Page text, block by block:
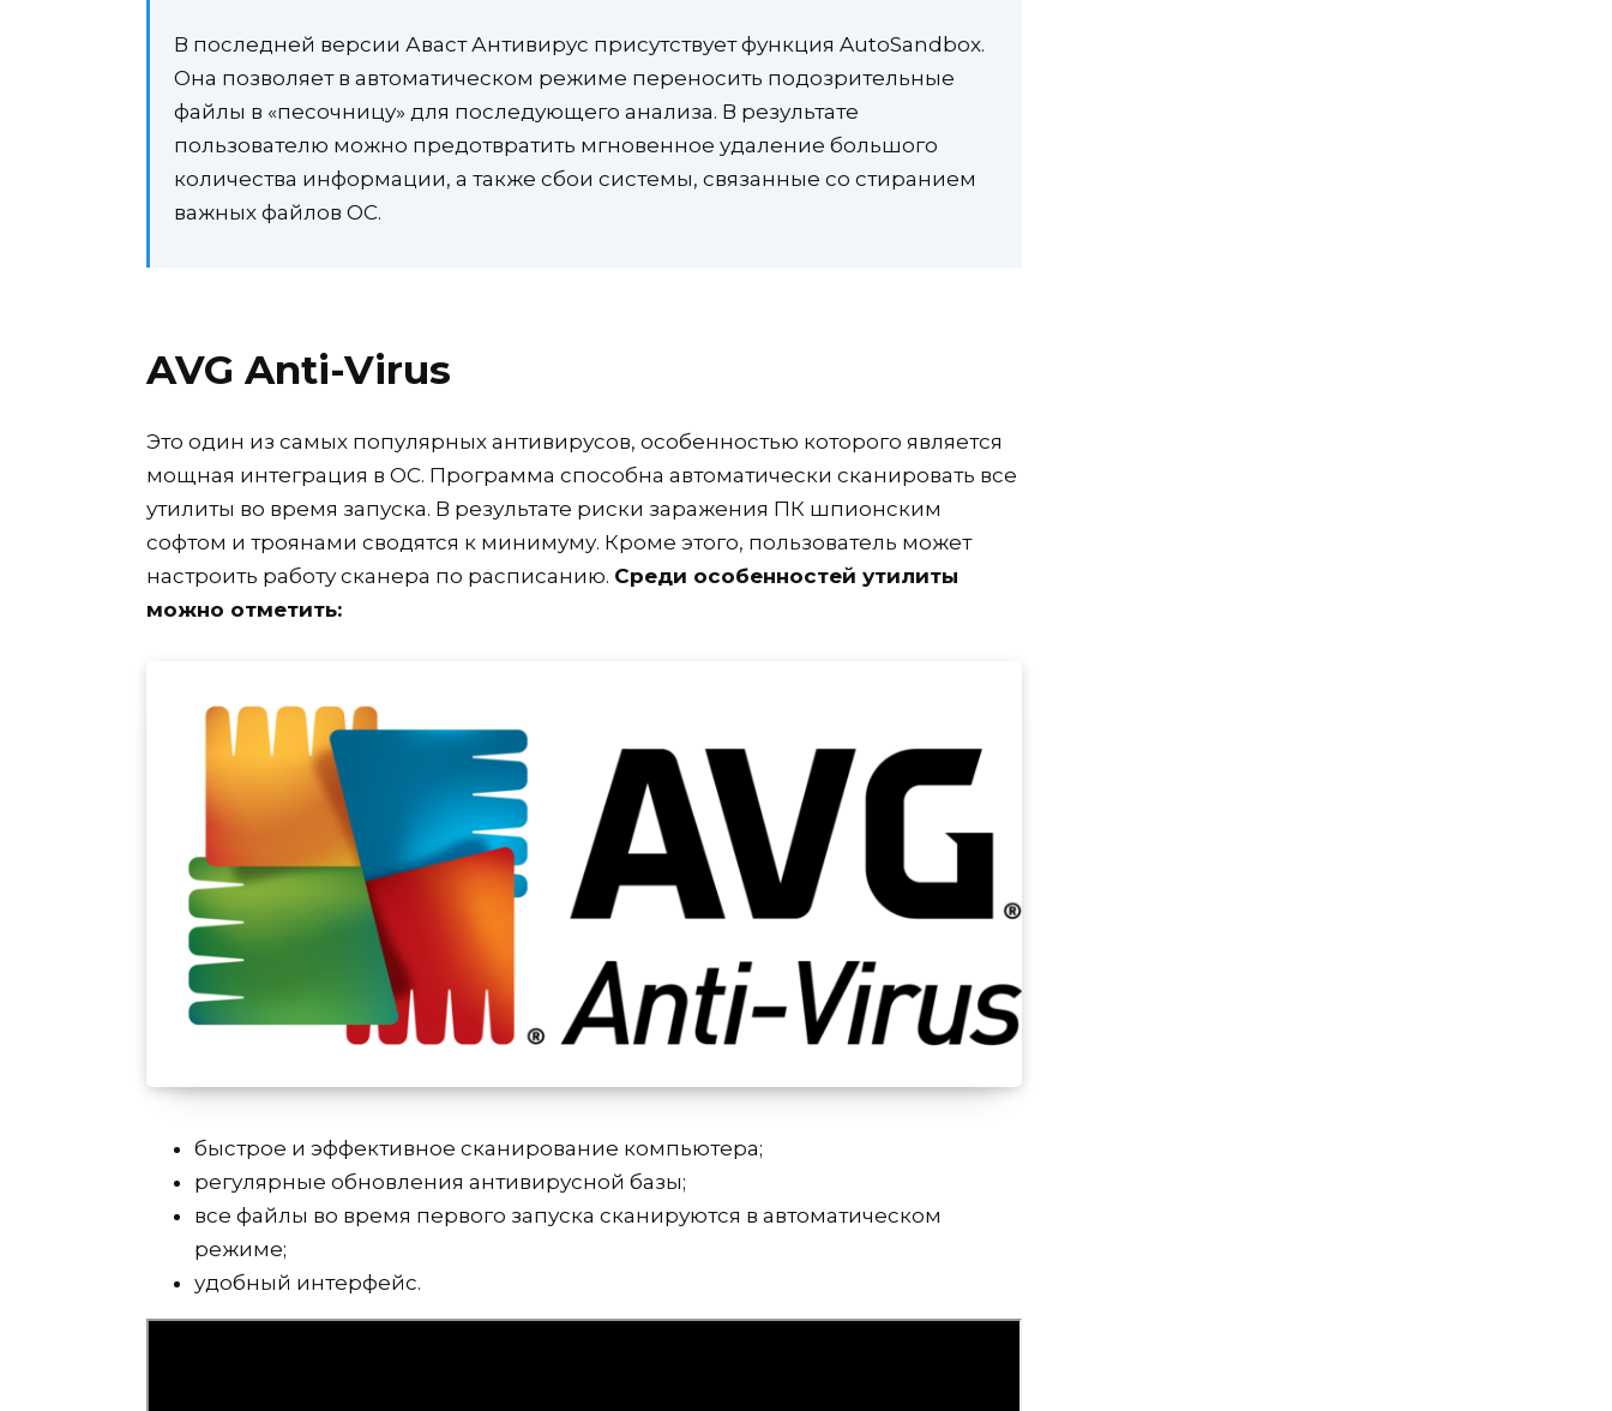
В последней версии Аваст Антивирус присутствует функция AutoSandbox.
Она позволяет в автоматическом режиме переносить подозрительные
файлы в «песочницу» для последующего анализа. В результате
пользователю можно предотвратить мгновенное удаление большого
количества информации, а также сбои системы, связанные со стиранием
важных файлов ОС.
AVG Anti-Virus
Это один из самых популярных антивирусов, особенностью которого является
мощная интеграция в ОС. Программа способна автоматически сканировать все
утилиты во время запуска. В результате риски заражения ПК шпионским
софтом и троянами сводятся к минимуму. Кроме этого, пользователь может
настроить работу сканера по расписанию. Среди особенностей утилиты
можно отметить:
быстрое и эффективное сканирование компьютера;
регулярные обновления антивирусной базы;
все файлы во время первого запуска сканируются в автоматическом
режиме;
удобный интерфейс.